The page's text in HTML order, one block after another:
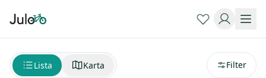
Lådcykel service
Lista Karta Filter
avstånd